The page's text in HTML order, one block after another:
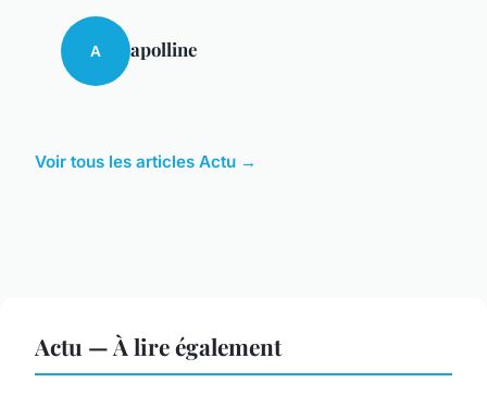
A apolline
Voir tous les articles Actu →
Actu — À lire également